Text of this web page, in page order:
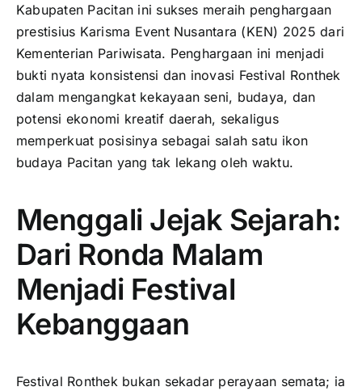
Kabupaten Pacitan ini sukses meraih penghargaan
prestisius Karisma Event Nusantara (KEN) 2025 dari
Kementerian Pariwisata. Penghargaan ini menjadi
bukti nyata konsistensi dan inovasi Festival Ronthek
dalam mengangkat kekayaan seni, budaya, dan
potensi ekonomi kreatif daerah, sekaligus
memperkuat posisinya sebagai salah satu ikon
budaya Pacitan yang tak lekang oleh waktu.
Menggali Jejak Sejarah:
Dari Ronda Malam
Menjadi Festival
Kebanggaan
Festival Ronthek bukan sekadar perayaan semata; ia